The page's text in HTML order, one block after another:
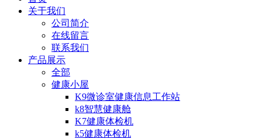
关于我们
公司简介
在线留言
联系我们
产品展示
全部
健康小屋
K9微诊室健康信息工作站
k8智慧健康舱
K7健康体检机
k5健康体检机